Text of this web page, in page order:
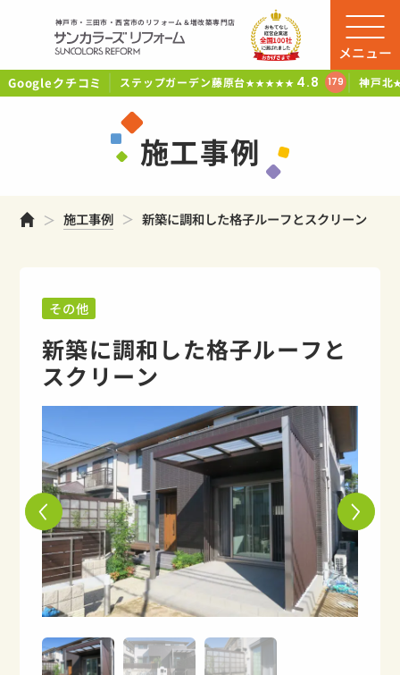
神戸市・三田市・西宮市のリフォーム＆増改築専門店
Googleクチコミ ステップガーデン藤原台★★★★★ 4.8 179 神戸北
メニュー
施工事例
ホーム施工事例 新築に調和した格子ルーフとスクリーン
その他
新築に調和した格子ルーフと
スクリーン